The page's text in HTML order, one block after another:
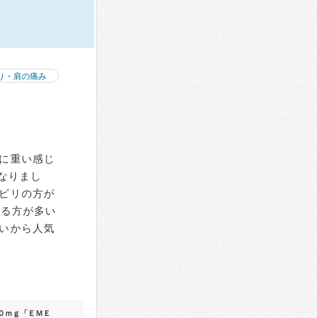
・肩の痛み
重い感じ
りまし
リの方が
方が多い
から人気
ｍｇ「ＥＭＥ